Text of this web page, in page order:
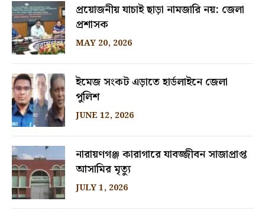
প্রয়োজনীয় যাচাই ছাড়া নামজারি নয়: জেলা
প্রশাসক
MAY 20, 2026
ইমেজ সংকট এড়াতে হার্ডলাইনে জেলা
পুলিশ
JUNE 12, 2026
নারায়ণগঞ্জ কারাগারে যাবজ্জীবন সাজাপ্রাপ্ত
আসামির মৃত্যু
JULY 1, 2026